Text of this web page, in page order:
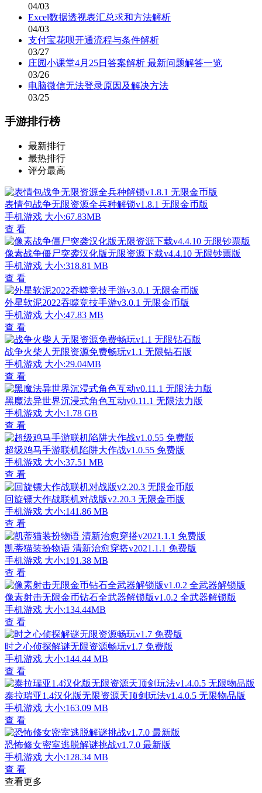
04/03
Excel数据透视表汇总求和方法解析
04/03
支付宝花呗开通流程与条件解析
03/27
庄园小课堂4月25日答案解析 最新问题解答一览
03/26
电脑微信无法登录原因及解决方法
03/25
手游排行榜
最新排行
最热排行
评分最高
表情包战争无限资源全兵种解锁v1.8.1 无限金币版
手机游戏 大小:67.83MB
查 看
像素战争僵尸突袭汉化版无限资源下载v4.4.10 无限钞票版
手机游戏 大小:318.81 MB
查 看
外星软泥2022吞噬竞技手游v3.0.1 无限金币版
手机游戏 大小:47.83 MB
查 看
战争火柴人无限资源免费畅玩v1.1 无限钻石版
手机游戏 大小:29.04MB
查 看
黑魔法异世界沉浸式角色互动v0.11.1 无限法力版
手机游戏 大小:1.78 GB
查 看
超级鸡马手游联机陷阱大作战v1.0.55 免费版
手机游戏 大小:37.51 MB
查 看
回旋镖大作战联机对战版v2.20.3 无限金币版
手机游戏 大小:141.86 MB
查 看
凯蒂猫装扮物语 清新治愈穿搭v2021.1.1 免费版
手机游戏 大小:191.38 MB
查 看
像素射击无限金币钻石全武器解锁版v1.0.2 全武器解锁版
手机游戏 大小:134.44MB
查 看
时之心侦探解谜无限资源畅玩v1.7 免费版
手机游戏 大小:144.44 MB
查 看
泰拉瑞亚1.4汉化版无限资源天顶剑玩法v1.4.0.5 无限物品版
手机游戏 大小:163.09 MB
查 看
恐怖修女密室逃脱解谜挑战v1.7.0 最新版
手机游戏 大小:128.34 MB
查 看
查看更多